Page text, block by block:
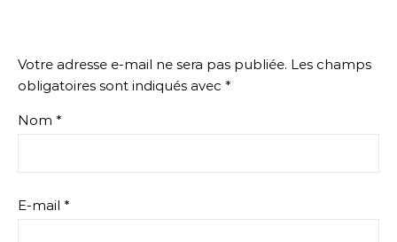
Votre adresse e-mail ne sera pas publiée. Les champs
obligatoires sont indiqués avec *
Nom *
E-mail *